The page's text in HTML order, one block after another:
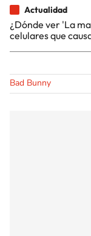
Actualidad
¿Dónde ver 'La
celulares que
Bad Bunny